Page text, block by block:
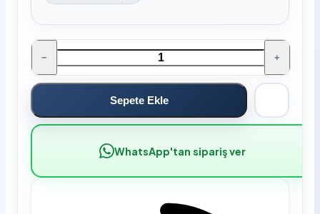
− +
Sepete Ekle
WhatsApp'tan sipariş ver